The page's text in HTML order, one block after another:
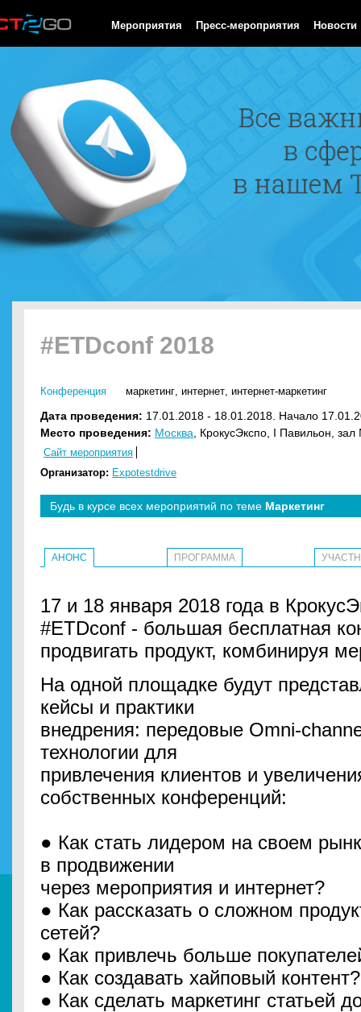
Мероприятия Пресс-мероприятия Новости
#ETDconf​​ 2018
Конференция маркетинг, интернет, интернет-маркетинг
Дата проведения: 17.01.2018 - 18.01.2018. Начало
Место проведения: Москва , КрокусЭкспо, I Павильон,
Сайт мероприятия
Организатор: Expotestdrive
Будь в курсе всех мероприятий по теме Маркетинг
АНОНС ПРОГРАММА
17 и 18 января 2018 года в
#ETDconf ​​- ​​большая ​​бесплатная​​
продвигать​​ продукт, комбинируя​​
На одной площадке будут
кейсы и практики
внедрения: передовые Omni-
технологии для
привлечения клиентов и
собственных конференций:
● Как стать лидером на своем
в продвижении
через мероприятия и интернет?
● Как рассказать о сложном
сетей?
● Как привлечь больше
● Как создавать хайповый контент?
● Как сделать маркетинг статьей